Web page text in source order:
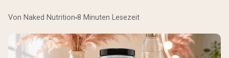
Von Naked Nutrition 8 Minuten Lesezeit